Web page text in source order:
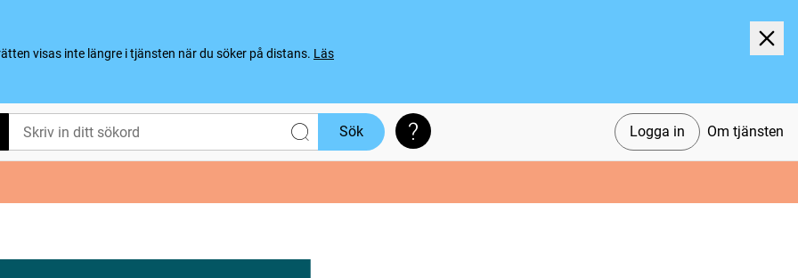
visas inte längre i tjänsten när du söker på distans. Läs
Logga in Om tjänsten
Sök Söktips